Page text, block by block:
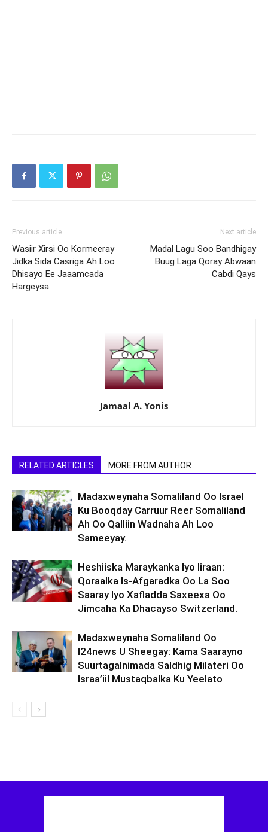
Previous article
Wasiir Xirsi Oo Kormeeray
Jidka Sida Casriga Ah Loo
Dhisayo Ee Jaaamcada
Hargeysa
Next article
Madal Lagu Soo Bandhigay
Buug Laga Qoray Abwaan
Cabdi Qays
Jamaal A. Yonis
RELATED ARTICLES MORE FROM AUTHOR
Madaxweynaha Somaliland Oo Israel
Ku Booqday Carruur Reer Somaliland
Ah Oo Qalliin Wadnaha Ah Loo
Sameeyay.
Heshiiska Maraykanka Iyo Iiraan:
Qoraalka Is-Afgaradka Oo La Soo
Saaray Iyo Xafladda Saxeexa Oo
Jimcaha Ka Dhacayso Switzerland.
Madaxweynaha Somaliland Oo
I24news U Sheegay: Kama Saarayno
Suurtagalnimada Saldhig Milateri Oo
Israa’iil Mustaqbalka Ku Yeelato